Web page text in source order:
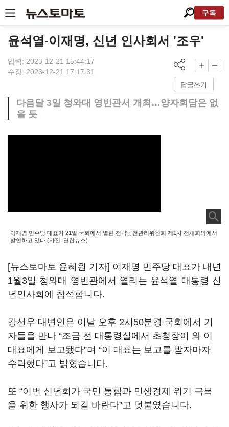
구독
윤석열-이재명, 신년 인사회서 '조우'
입력: 2023-12-21 15:44:17
수정: 2023-12-21 17:17:31
답글쓰기
다음달 3일 청와대 영빈관서 개최…양자회담은 없
을 듯
이재명 민주당 대표가 21일 국회에서 열린 전략공천관리위원회 제1차 전체회의에서
발언하고 있다.(사진=연합뉴스)
[뉴스토마토 윤혜원 기자] 이재명 민주당 대표가 내년
1월3일 청와대 영빈관에서 열리는 윤석열 대통령 신
년인사회에 참석합니다.
강선우 대변인은 이날 오후 2시50분경 국회에서 기
자들을 만나 “조금 전 대통령실에서 초청장이 와 이
대표에게 보고됐다”며 “이 대표는 보고를 받자마자
수락했다”고 밝혔습니다.
또 “이번 신년회가 국민 통합과 민생경제 위기 극복
을 위한 행사가 되길 바란다”고 덧붙였습니다.